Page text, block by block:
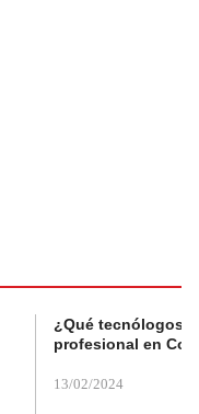
¿Qué tecnólogos
profesional en
13/02/2024